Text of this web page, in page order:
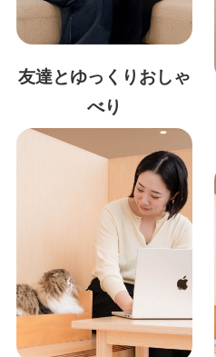
友達とゆっくりおしゃ
べり